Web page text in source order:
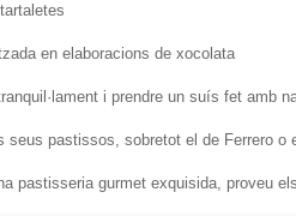
en elaboracions de xocolata
i prendre un suís fet amb
seus pastissos, sobretot el de Ferrero o
pastisseria gurmet exquisida, proveu